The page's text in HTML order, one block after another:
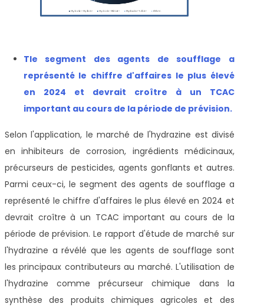
Tle segment des agents de soufflage a
représenté le chiffre d'affaires le plus élevé
en 2024 et devrait croître à un TCAC
important au cours de la période de prévision.
Selon l'application, le marché de l'hydrazine est divisé
en inhibiteurs de corrosion, ingrédients médicinaux,
précurseurs de pesticides, agents gonflants et autres.
Parmi ceux-ci, le segment des agents de soufflage a
représenté le chiffre d'affaires le plus élevé en 2024 et
devrait croître à un TCAC important au cours de la
période de prévision. Le rapport d'étude de marché sur
l'hydrazine a révélé que les agents de soufflage sont
les principaux contributeurs au marché. L'utilisation de
l'hydrazine comme précurseur chimique dans la
synthèse des produits chimiques agricoles et des